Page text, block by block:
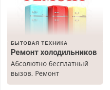
БЫТОВАЯ ТЕХНИКА
Ремонт холодильников
Абсолютно бесплатный
вызов. Ремонт
холодильников всех